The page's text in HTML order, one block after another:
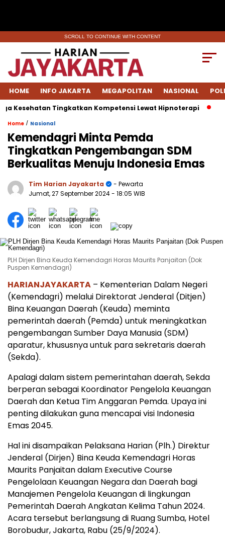
SCROLL TO CONTINUE WITH CONTENT
HOME INFO JAKARTA MEGAPOLITAN NASIONAL
Tingkatkan Kompetensi Lewat Hipnoterapi
Home / Nasional
Kemendagri Minta Pemda
Tingkatkan Pengembangan SDM
Berkualitas Menuju Indonesia Emas
Tim Harian Jayakarta
- Pewarta
Jumat, 27 September 2024- 18:05 WIB
PLH Dirjen Bina Keuda Kemendagri Horas Maurits Panjaitan (Dok
Puspen Kemendagri)
HARIANJAYAKARTA – Kementerian Dalam Negeri
(Kemendagri) melalui Direktorat Jenderal (Ditjen)
Bina Keuangan Daerah (Keuda) meminta
pemerintah daerah (Pemda) untuk meningkatkan
pengembangan Sumber Daya Manusia (SDM)
aparatur, khususnya untuk para sekretaris daerah
(Sekda).
Apalagi dalam sistem pemerintahan daerah, Sekda
berperan sebagai Koordinator Pengelola Keuangan
Daerah dan Ketua Tim Anggaran Pemda. Upaya ini
penting dilakukan guna mencapai visi Indonesia
Emas 2045.
Hal ini disampaikan Pelaksana Harian (Plh.) Direktur
Jenderal (Dirjen) Bina Keuda Kemendagri Horas
Maurits Panjaitan dalam Executive Course
Pengelolaan Keuangan Negara dan Daerah bagi
Manajemen Pengelola Keuangan di lingkungan
Pemerintah Daerah Angkatan Kelima Tahun 2024.
Acara tersebut berlangsung di Ruang Sumba, Hotel
Borobudur, Jakarta, Rabu (25/9/2024).